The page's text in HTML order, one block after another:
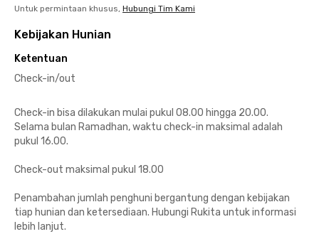
Untuk permintaan khusus, Hubungi Tim Kami
Kebijakan Hunian
Ketentuan
Check-in/out
Check-in bisa dilakukan mulai pukul 08.00 hingga 20.00.
Selama bulan Ramadhan, waktu check-in maksimal adalah
pukul 16.00.
Check-out maksimal pukul 18.00
Penambahan jumlah penghuni bergantung dengan kebijakan
tiap hunian dan ketersediaan. Hubungi Rukita untuk informasi
lebih lanjut.